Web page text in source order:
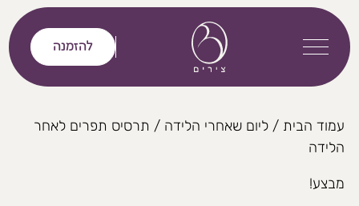
לדלג לתוכן
להזמנה
עמוד הבית / ליום שאחרי הלידה / תרסיס תפרים לאחר
הלידה
מבצע!